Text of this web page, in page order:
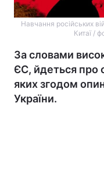
Навчання російських
Китаї /
За словами
ЄС, йдеться про
яких згодом
України.